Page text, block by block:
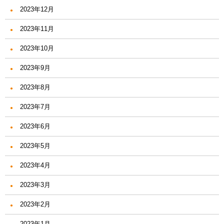
2023年12月
2023年11月
2023年10月
2023年9月
2023年8月
2023年7月
2023年6月
2023年5月
2023年4月
2023年3月
2023年2月